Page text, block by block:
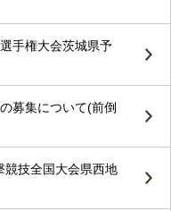
手権大会茨城県予
募集について(前倒
競技全国大会県西地